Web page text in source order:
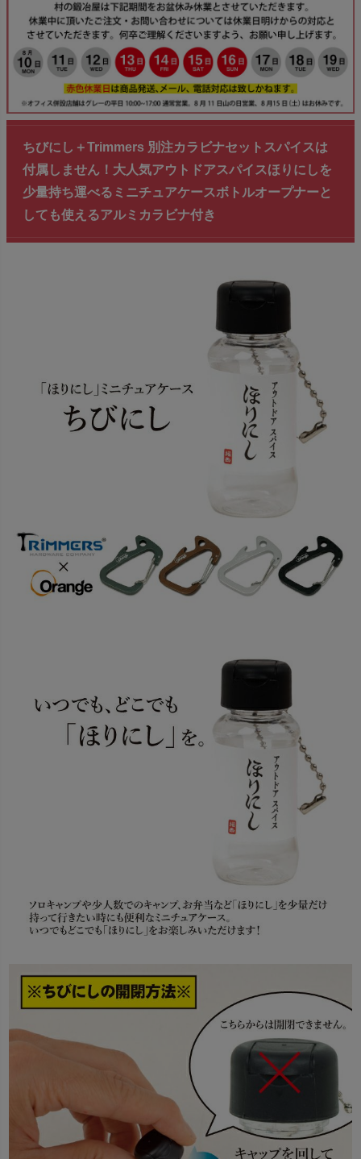
ちびにし＋Trimmers 別注カラビナセットスパイスは
付属しません！大人気アウトドアスパイスほりにしを
少量持ち運べるミニチュアケースボトルオープナーと
しても使えるアルミカラビナ付き